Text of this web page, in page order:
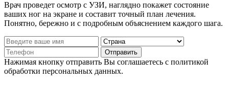
Врач проведет осмотр с УЗИ, наглядно покажет состояние
ваших ног на экране и составит точный план лечения.
Понятно, бережно и с подробным объяснением каждого шага.
Отправить
Нажимая кнопку отправить Вы соглашаетесь с политикой
обработки персональных данных.